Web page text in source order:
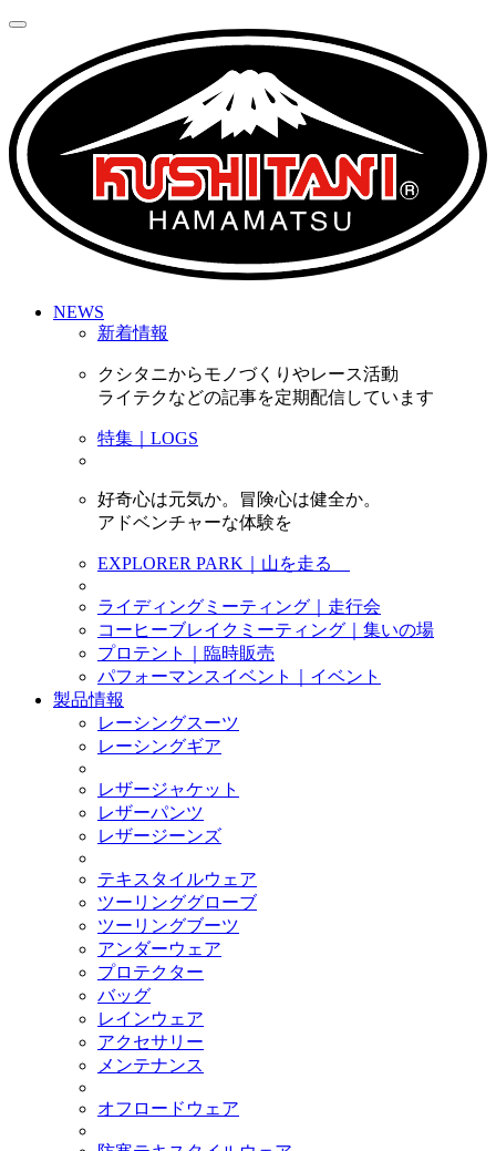
NEWS
新着情報
クシタニからモノづくりやレース活動
ライテクなどの記事を定期配信しています
特集｜LOGS
好奇心は元気か。冒険心は健全か。
アドベンチャーな体験を
EXPLORER PARK｜山を走る
ライディングミーティング｜走行会
コーヒーブレイクミーティング｜集いの場
プロテント｜臨時販売
パフォーマンスイベント｜イベント
製品情報
レーシングスーツ
レーシングギア
レザージャケット
レザーパンツ
レザージーンズ
テキスタイルウェア
ツーリンググローブ
ツーリングブーツ
アンダーウェア
プロテクター
バッグ
レインウェア
アクセサリー
メンテナンス
オフロードウェア